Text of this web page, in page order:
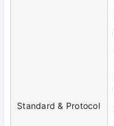
Standard & Protocol